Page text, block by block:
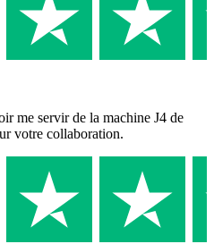
me servir de la machine J4 de
votre collaboration.